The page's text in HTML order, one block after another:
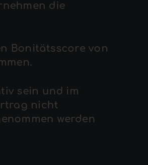
die
Bonitätsscore von
sein und im
nicht
werden